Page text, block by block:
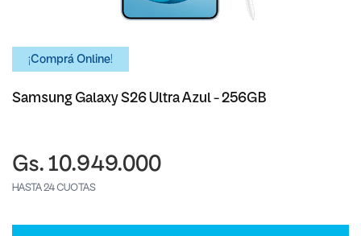
¡Comprá Online!
Samsung Galaxy S26 Ultra Azul - 256GB
Gs. 10.949.000
HASTA 24 CUOTAS